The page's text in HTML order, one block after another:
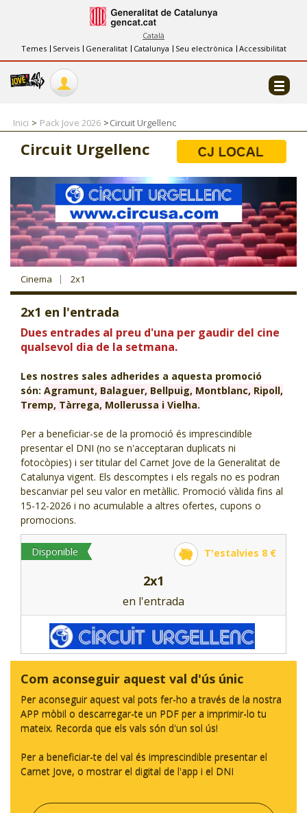
Català
Temes
Serveis Generalitat Catalunya Seu electrònica Accessibilitat
INFORMACIÓ
FES-TE EL CJ
COL·LABORADORS
CJ ADOLESCENTS
CJ EMANCIPACIÓ
CJ SALUT
CJ INTERNACIONAL
T'INTERESSA #SOMJOVES
Inici Pack Jove 2026 Circuit Urgellenc
Circuit Urgellenc
Cinema 2x1
2x1 en l'entrada
Dues entrades al preu d'una per gaudir del cine
qualsevol dia de la setmana.
Les nostres sales adherides a aquesta promoció
són: Agramunt, Balaguer, Bellpuig, Montblanc, Ripoll,
Tremp, Tàrrega, Mollerussa i Vielha.
Per a beneficiar-se de la promoció és imprescindible
presentar el DNI (no se n'acceptaran duplicats ni
fotocòpies) i ser titular del Carnet Jove de la Generalitat de
Catalunya vigent. Els descomptes i els regals no es podran
bescanviar pel seu valor en metàl·lic. Promoció vàlida fins al
15-12-2026 i no acumulable a altres ofertes, cupons o
promocions.
Disponible T'estalvies 8 €
2x1
en l'entrada
Com aconseguir aquest val d'ús únic
Per aconseguir aquest val pots fer-ho a través de la nostra
APP mòbil o descarregar-te un PDF per a imprimir-lo tu
mateix. Recorda que els vals són d'un sol ús!
Per a beneficiar-te del val és imprescindible presentar el
Carnet Jove, o mostrar el digital de l'app i el DNI